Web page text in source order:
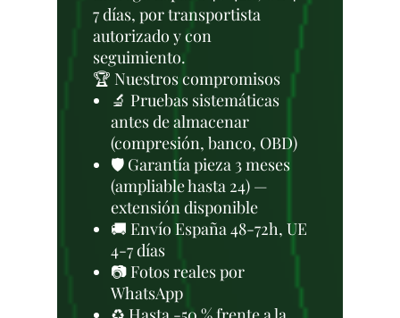
7 días, por transportista
autorizado y con
seguimiento.
🏆 Nuestros compromisos
🔬 Pruebas sistemáticas
antes de almacenar
(compresión, banco, OBD)
🛡️ Garantía pieza 3 meses
(ampliable hasta 24) —
extensión disponible
🚚 Envío España 48-72h, UE
4-7 días
📷 Fotos reales por
WhatsApp